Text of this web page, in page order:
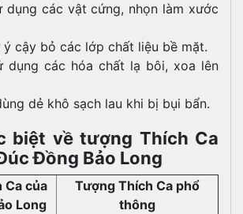
dụng các vật cứng, nhọn làm xước
ý cậy bỏ các lớp chất liệu bề mặt.
dụng các hóa chất lạ bôi, xoa lên
dẻ khô sạch lau khi bị bụi bẩn.
biệt về tượng Thích Ca
Đồng Bảo Long
Ca của
Long
Tượng Thích Ca phổ
thông